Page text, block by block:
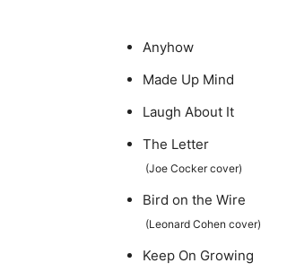
Anyhow
Made Up Mind
Laugh About It
The Letter
(Joe Cocker cover)
Bird on the Wire
(Leonard Cohen cover)
Keep On Growing